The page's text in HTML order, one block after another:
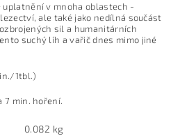
v mnoha oblastech -
ale také jako nedílná součást
sil a humanitárních
suchý líh a vařič dnes mimo jiné
1tbl.)
7 min. hoření.
0.082 kg